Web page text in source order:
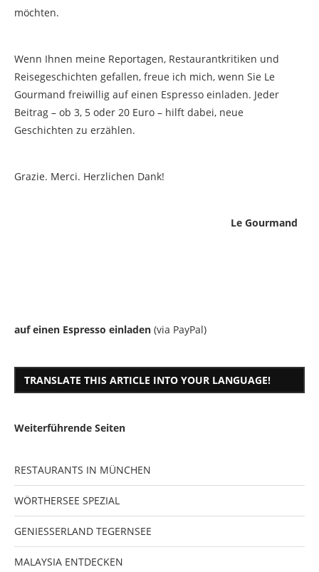
möchten.
Wenn Ihnen meine Reportagen, Restaurantkritiken und
Reisegeschichten gefallen, freue ich mich, wenn Sie Le
Gourmand freiwillig auf einen Espresso einladen. Jeder
Beitrag – ob 3, 5 oder 20 Euro – hilft dabei, neue
Geschichten zu erzählen.
Grazie. Merci. Herzlichen Dank!
Le Gourmand
auf einen Espresso einladen (via PayPal)
TRANSLATE THIS ARTICLE INTO YOUR LANGUAGE!
Weiterführende Seiten
RESTAURANTS IN MÜNCHEN
WÖRTHERSEE SPEZIAL
GENIESSERLAND TEGERNSEE
MALAYSIA ENTDECKEN